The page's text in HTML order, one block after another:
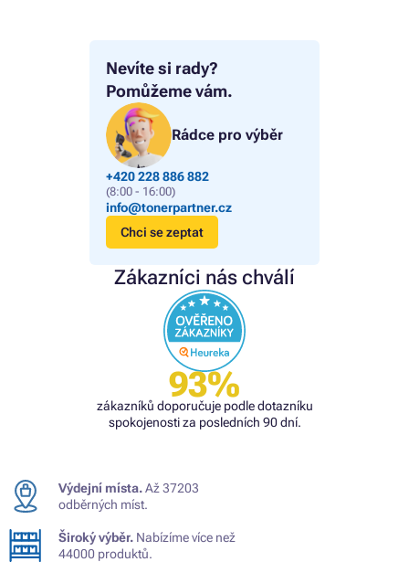
Nevíte si rady?
Pomůžeme vám.
Rádce pro výběr
+420 228 886 882
(8:00 - 16:00)
info@tonerpartner.cz
Chci se zeptat
Zákazníci nás chválí
93%
zákazníků doporučuje podle dotazníku
spokojenosti za posledních 90 dní.
Výdejní místa.Až 37203
odběrných míst.
Široký výběr. Nabízíme více než
44000 produktů.